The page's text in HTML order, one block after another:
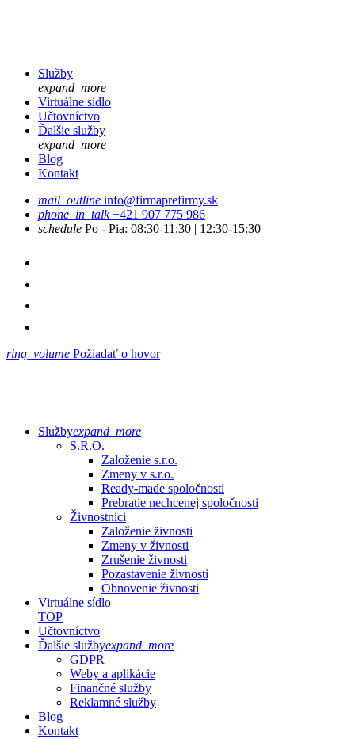
Služby
expand_more
Virtuálne sídlo
Učtovníctvo
Ďalšie služby
expand_more
Blog
Kontakt
mail_outline info@firmaprefirmy.sk
phone_in_talk +421 907 775 986
schedule Po - Pia: 08:30-11:30 | 12:30-15:30
ring_volume Požiadať o hovor
Službyexpand_more
S.R.O.
Založenie s.r.o.
Zmeny v s.r.o.
Ready-made spoločnosti
Prebratie nechcenej spoločnosti
Živnostníci
Založenie živnosti
Zmeny v živnosti
Zrušenie živnosti
Pozastavenie živnosti
Obnovenie živnosti
Virtuálne sídlo
TOP
Učtovníctvo
Ďalšie službyexpand_more
GDPR
Weby a aplikácie
Finančné služby
Reklamné služby
Blog
Kontakt